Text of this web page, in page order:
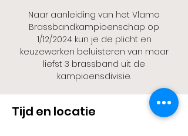
Naar aanleiding van het Vlamo
Brassbandkampioenschap op
1/12/2024 kun je de plicht en
keuzewerken beluisteren van maar
liefst 3 brassband uit de
kampioensdivisie.
Tijd en locatie